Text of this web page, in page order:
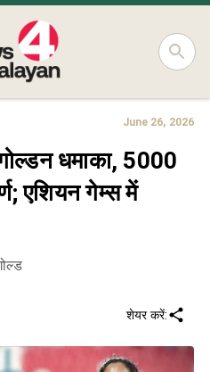
June 26, 2026
धमाका, 5000
एशियन गेम्स में
शेयर करें: